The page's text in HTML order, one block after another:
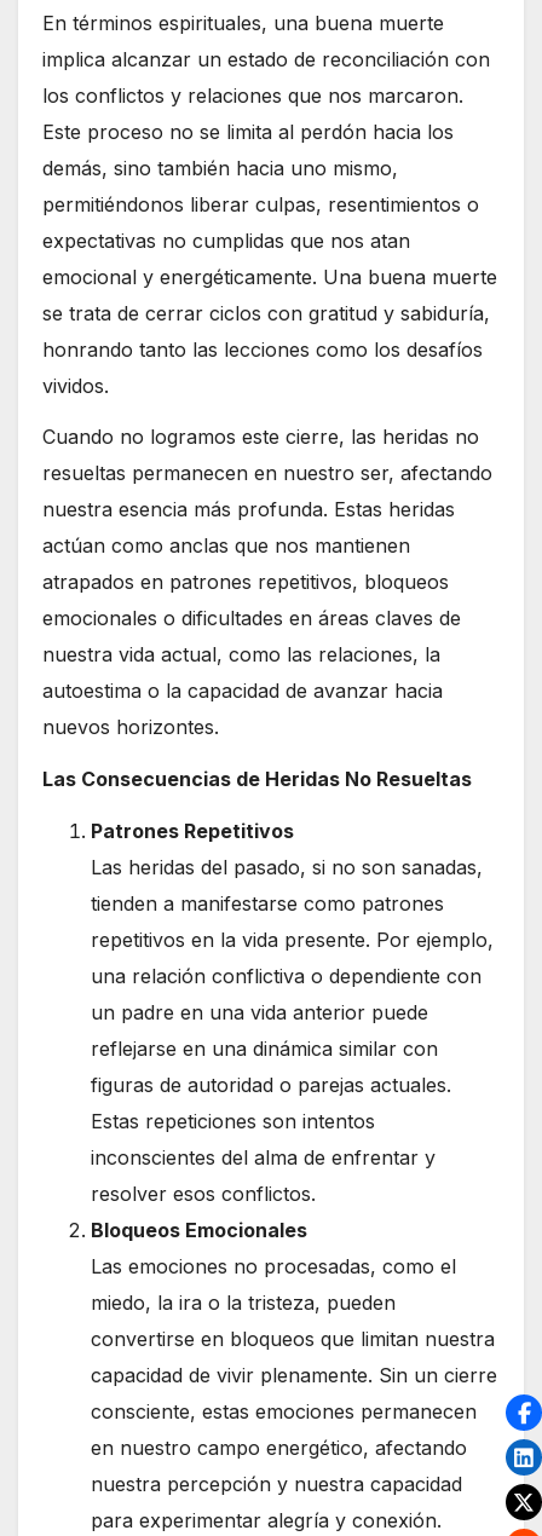
En términos espirituales, una buena muerte
implica alcanzar un estado de reconciliación con
los conflictos y relaciones que nos marcaron.
Este proceso no se limita al perdón hacia los
demás, sino también hacia uno mismo,
permitiéndonos liberar culpas, resentimientos o
expectativas no cumplidas que nos atan
emocional y energéticamente. Una buena muerte
se trata de cerrar ciclos con gratitud y sabiduría,
honrando tanto las lecciones como los desafíos
vividos.
Cuando no logramos este cierre, las heridas no
resueltas permanecen en nuestro ser, afectando
nuestra esencia más profunda. Estas heridas
actúan como anclas que nos mantienen
atrapados en patrones repetitivos, bloqueos
emocionales o dificultades en áreas claves de
nuestra vida actual, como las relaciones, la
autoestima o la capacidad de avanzar hacia
nuevos horizontes.
Las Consecuencias de Heridas No Resueltas
Patrones Repetitivos
Las heridas del pasado, si no son sanadas,
tienden a manifestarse como patrones
repetitivos en la vida presente. Por ejemplo,
una relación conflictiva o dependiente con
un padre en una vida anterior puede
reflejarse en una dinámica similar con
figuras de autoridad o parejas actuales.
Estas repeticiones son intentos
inconscientes del alma de enfrentar y
resolver esos conflictos.
Bloqueos Emocionales
Las emociones no procesadas, como el
miedo, la ira o la tristeza, pueden
convertirse en bloqueos que limitan nuestra
capacidad de vivir plenamente. Sin un cierre
consciente, estas emociones permanecen
en nuestro campo energético, afectando
nuestra percepción y nuestra capacidad
para experimentar alegría y conexión.